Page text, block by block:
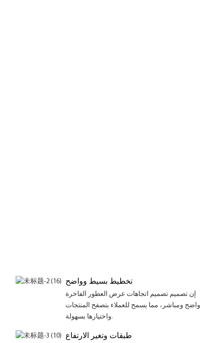
تخطيط بسيط وواضح
إن تصميم تصميم اتجاهات عرض العطور الفاخرة
واضح ومباشر، مما يسمح للعملاء بتصفح المنتجات
واختيارها بسهولة.
طبقات وتغير الارتفاع